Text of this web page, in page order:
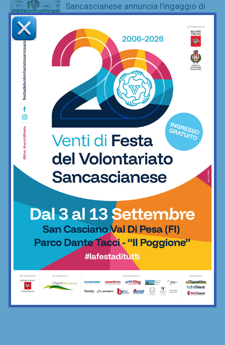
Calcio
Sancascianese annuncia l’ingaggio di
Tommaso Bambi
Calcetto
Champions Cup Fratres: Porta Gippina
campione, spinto da una tifoseria
pazzesca
Calcetto
League Cup: Nutini e De Luca ai
supplementari danno la coppa a Virtus
Calcetto
Champions Cup Amatori, vincono i
montespertolesi di Cantera ai rigori
contro Fc Crimi
Calcetto
League Cup Amatori, incredibile
rimonta di Ortimino: da 0-2 a 2-2, per
poi vincerla ai supplementari